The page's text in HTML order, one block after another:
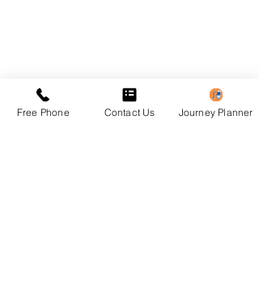
Free Phone Contact Us Journey Planner